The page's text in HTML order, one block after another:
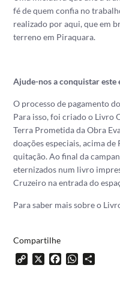
fé de quem confia no
realizado por aqui, que em
terreno em Piraquara.
Ajude-nos a conquistar este
O processo de pagamento
Para isso, foi criado o Livro
Terra Prometida da Obra
doações especiais, acima
quitação. Ao final da
eternizados num livro
Cruzeiro na entrada do
Para saber mais sobre o
Compartilhe
Copy X FacebookWhatsApp